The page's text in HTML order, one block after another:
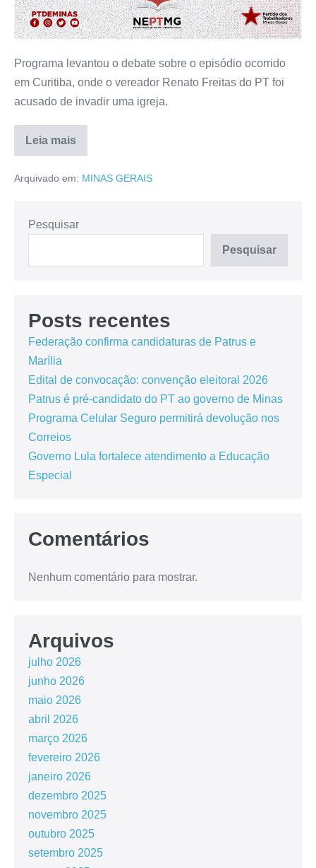
Programa levantou o debate sobre o episódio ocorrido
em Curitiba, onde o vereador Renato Freitas do PT foi
acusado de invadir uma igreja.
Leia mais
Arquivado em: MINAS GERAIS
Pesquisar
Pesquisar
Posts recentes
Federação confirma candidaturas de Patrus e
Marília
Edital de convocação: convenção eleitoral 2026
Patrus é pré-candidato do PT ao governo de Minas
Programa Celular Seguro permitirá devolução nos
Correios
Governo Lula fortalece atendimento a Educação
Especial
Comentários
Nenhum comentário para mostrar.
Arquivos
julho 2026
junho 2026
maio 2026
abril 2026
março 2026
fevereiro 2026
janeiro 2026
dezembro 2025
novembro 2025
outubro 2025
setembro 2025